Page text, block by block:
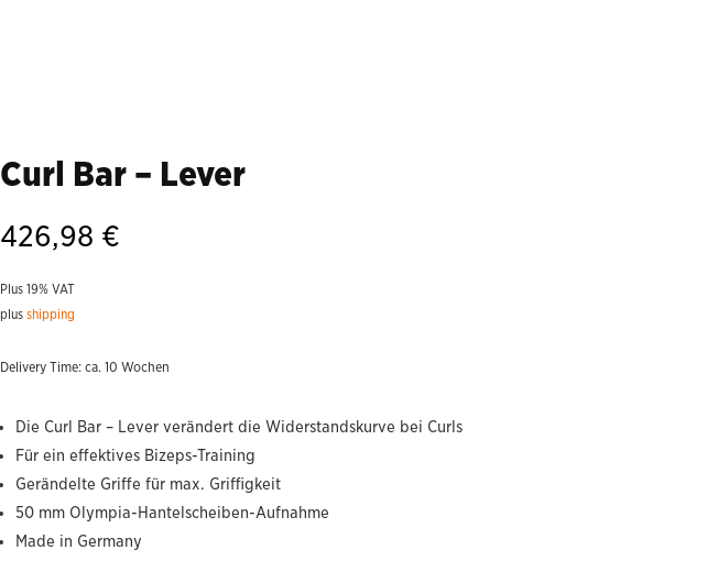
Curl Bar – Lever
426,98 €
Plus 19% VAT
plus shipping
Delivery Time: ca. 10 Wochen
Die Curl Bar – Lever verändert die Widerstandskurve bei Curls
Für ein effektives Bizeps-Training
Gerändelte Griffe für max. Griffigkeit
50 mm Olympia-Hantelscheiben-Aufnahme
Made in Germany